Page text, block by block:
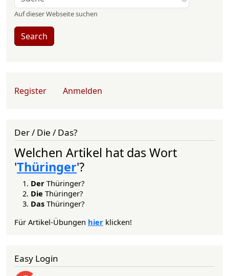
Auf dieser Webseite suchen
Search
User account menu
Register Anmelden
Der / Die / Das?
Welchen Artikel hat das Wort
'Thüringer'?
Der Thüringer?
Die Thüringer?
Das Thüringer?
Für Artikel-Übungen hier klicken!
Easy Login